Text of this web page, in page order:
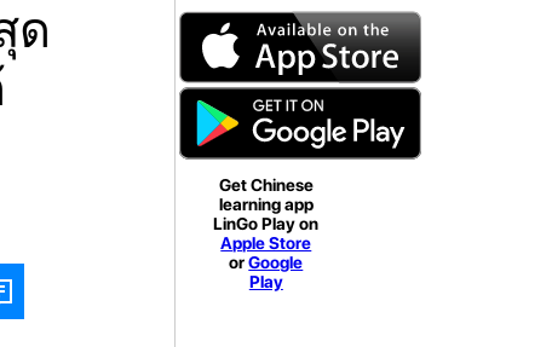
ด
Get Chinese
learning app
LinGo Play on
Apple Store
orGoogle
Play